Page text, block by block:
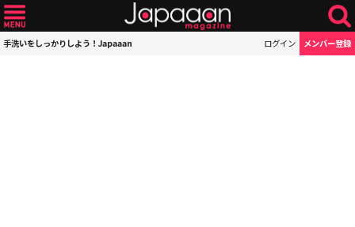
手洗いをしっかりしよう！Japaaan ログイン メンバー登録